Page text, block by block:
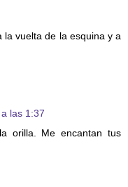
la vuelta de la esquina y a
las 1:37
orilla. Me encantan tus